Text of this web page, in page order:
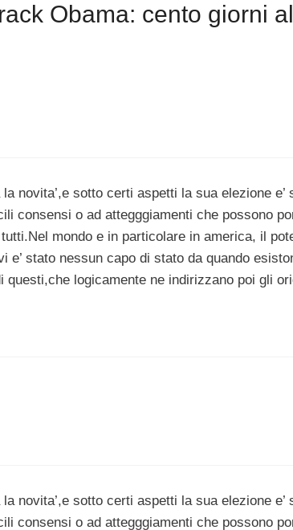
Obama: cento giorni
novita’,e sotto certi aspetti la sua elezione
consensi o ad attegggiamenti che possono
mondo e in particolare in america, il
e’ stato nessun capo di stato da quando
questi,che logicamente ne indirizzano poi gli
novita’,e sotto certi aspetti la sua elezione
consensi o ad attegggiamenti che possono